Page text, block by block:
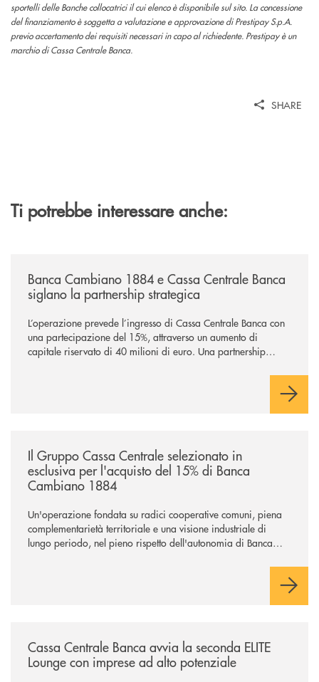
sportelli delle Banche collocatrici il cui elenco è disponibile sul sito. La concessione
del finanziamento è soggetta a valutazione e approvazione di Prestipay S.p.A.
previo accertamento dei requisiti necessari in capo al richiedente. Prestipay è un
marchio di Cassa Centrale Banca.
SHARE
Ti potrebbe interessare anche:
Banca Cambiano 1884 e Cassa Centrale Banca
siglano la partnership strategica
L’operazione prevede l’ingresso di Cassa Centrale Banca con
una partecipazione del 15%, attraverso un aumento di
capitale riservato di 40 milioni di euro. Una partnership
comuni e sulla prossimità ai territori, per ampliare l’offerta e
Il Gruppo Cassa Centrale selezionato in
esclusiva per l'acquisto del 15% di Banca
Cambiano 1884
Un'operazione fondata su radici cooperative comuni, piena
complementarietà territoriale e una visione industriale di
lungo periodo, nel pieno rispetto dell'autonomia di Banca
negoziazione esclusiva per la finalizzazione dell’operazione.
Cassa Centrale Banca avvia la seconda ELITE
Lounge con imprese ad alto potenziale